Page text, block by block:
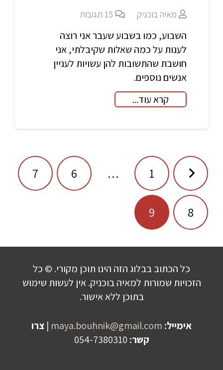
מאיה בוכניק 15 תגובות
השבוע, כמו בשבוע שעבר אני רוצה
לענות על כמה שאלות שקיבלתי, אני
חושבת שהתשובות להן עשויות לעניין
אנשים נוספים.
קרא עוד...
ניווט
1
…
6
7
8
9
כל הכתוב בבלוג הזה הינו תוכן מקורי. © כל
הזכויות שמורות למאיה בוכניק. אין לעשות שימוש
בתוכן ללא אישור.
אימייל: maya.bouhnik@gmail.com
| צרו
קשר: